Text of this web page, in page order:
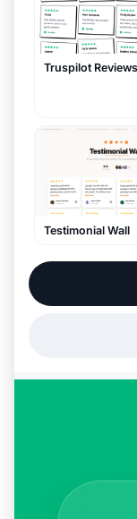
Truspilot
Testimonial Wall